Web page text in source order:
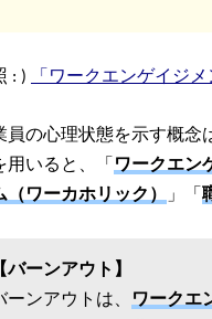
: ) 「ワークエンゲイジ
員の心理状態を示す概念
用いると、「 ワークエン
（ワーカホリック）
」「
【バーンアウト】
ーンアウトは、 ワークエ